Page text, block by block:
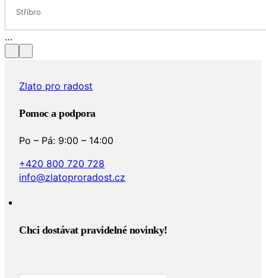
Stříbro
info@zlatoproradost.cz